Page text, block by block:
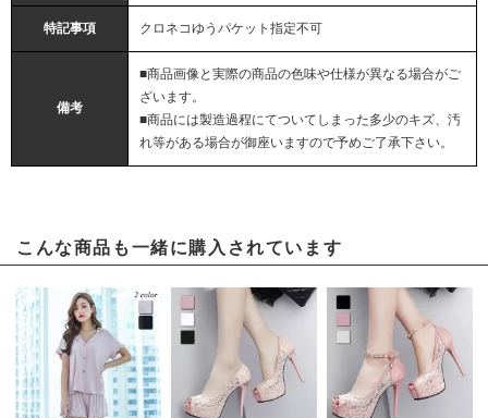
特記事項 クロネコゆうパケット指定不可
備考
■商品画像と実際の商品の色味や仕様が異なる場合がご
ざいます。
■商品には製造過程にてついてしまった多少のキズ、汚
れ等がある場合が御座いますので予めご了承下さい。
こんな商品も一緒に購入されています